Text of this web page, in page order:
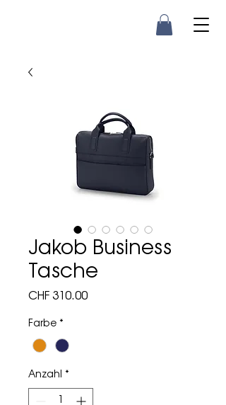
Jakob Business
Tasche
CHF 310.00Preis
Farbe *
Anzahl *